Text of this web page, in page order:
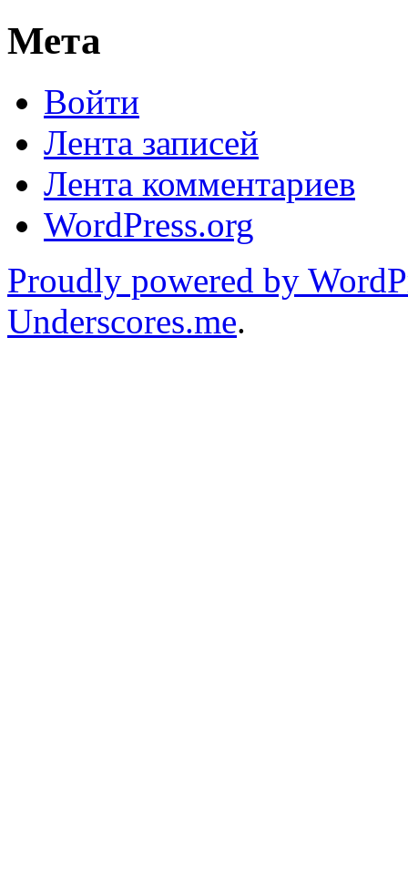
Мета
Войти
Лента записей
Лента комментариев
WordPress.org
Proudly powered by
Underscores.me.